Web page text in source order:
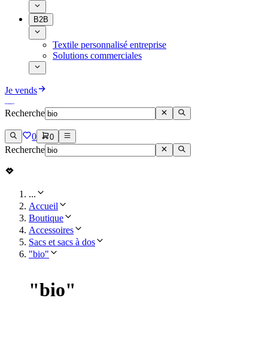
B2B
Textile personnalisé entreprise
Solutions commerciales
Je vends
Recherche
0 0
Recherche
...
Accueil
Boutique
Accessoires
Sacs et sacs à dos
"bio"
"bio"